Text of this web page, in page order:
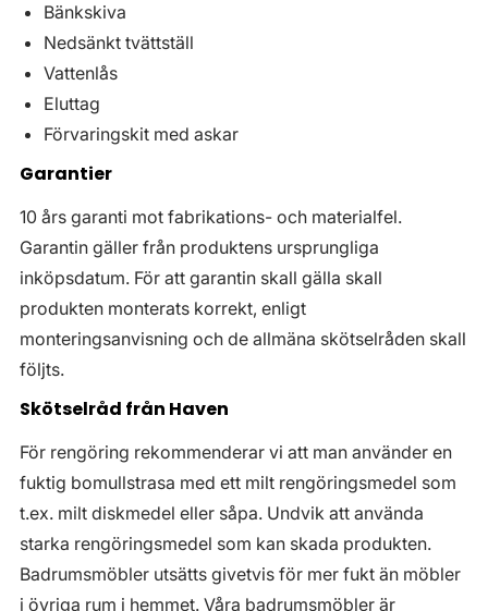
Bänkskiva
Nedsänkt tvättställ
Vattenlås
Eluttag
Förvaringskit med askar
Garantier
10 års garanti mot fabrikations- och materialfel.
Garantin gäller från produktens ursprungliga
inköpsdatum. För att garantin skall gälla skall
produkten monterats korrekt, enligt
monteringsanvisning och de allmäna skötselråden skall
följts.
Skötselråd från Haven
För rengöring rekommenderar vi att man använder en
fuktig bomullstrasa med ett milt rengöringsmedel som
t.ex. milt diskmedel eller såpa. Undvik att använda
starka rengöringsmedel som kan skada produkten.
Badrumsmöbler utsätts givetvis för mer fukt än möbler
i övriga rum i hemmet. Våra badrumsmöbler är